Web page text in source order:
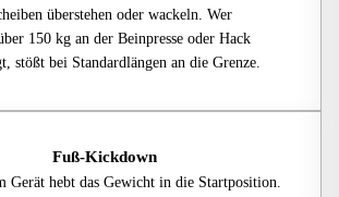
überstehen oder wackeln. Wer
150 kg an der Beinpresse oder Hack
stößt bei Standardlängen an die Grenze.
Fuß-Kickdown
Gerät hebt das Gewicht in die Startposition.